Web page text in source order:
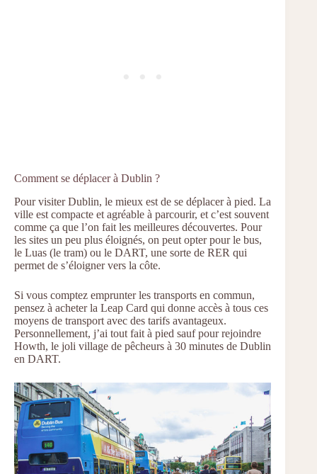
Comment se déplacer à Dublin ?
Pour visiter Dublin, le mieux est de se déplacer à pied. La
ville est compacte et agréable à parcourir, et c’est souvent
comme ça que l’on fait les meilleures découvertes. Pour
les sites un peu plus éloignés, on peut opter pour le bus,
le Luas (le tram) ou le DART, une sorte de RER qui
permet de s’éloigner vers la côte.
Si vous comptez emprunter les transports en commun,
pensez à acheter la Leap Card qui donne accès à tous ces
moyens de transport avec des tarifs avantageux.
Personnellement, j’ai tout fait à pied sauf pour rejoindre
Howth, le joli village de pêcheurs à 30 minutes de Dublin
en DART.